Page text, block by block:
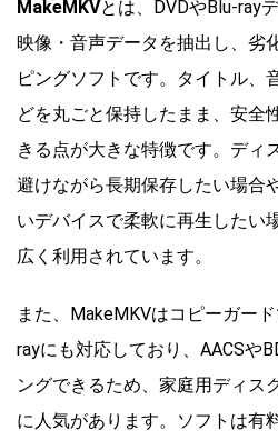
MakeMKVとは、DVDやBlu-ray
映像・音声データを抽出し、劣
ピングソフトです。タイトル、
どを丸ごと保持したまま、安全
きる点が大きな特徴です。ディ
避けながら長期保存したい場合
いデバイスで柔軟に再生したい
広く利用されています。
また、MakeMKVはコピーガー
rayにも対応しており、AACSや
ングできるため、家庭用ディス
に人気があります。ソフトは有